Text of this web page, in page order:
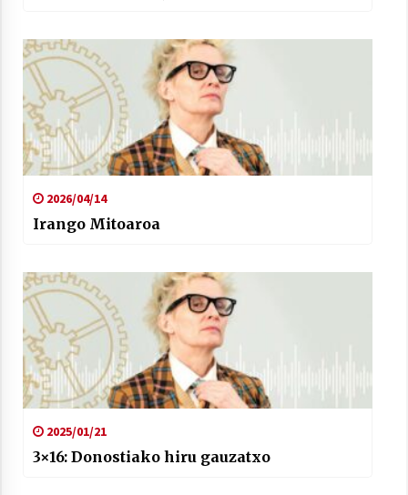
2026/04/14
Irango Mitoaroa
2025/01/21
3×16: Donostiako hiru gauzatxo